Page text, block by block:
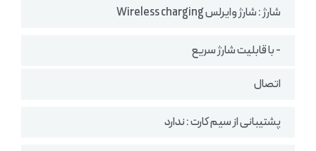
شارژ : شارژ وایرلس Wireless charging
- با قابلیت شارژ سریع
اتصال
پشتیبانی از سیم کارت : ندارد